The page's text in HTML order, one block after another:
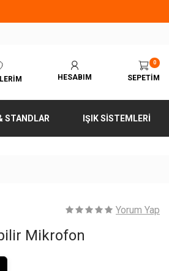
HESABIM
0
SEPETIM
STANDLAR IŞIK SISTEMLERI
Yorum Yap
Mikrofon